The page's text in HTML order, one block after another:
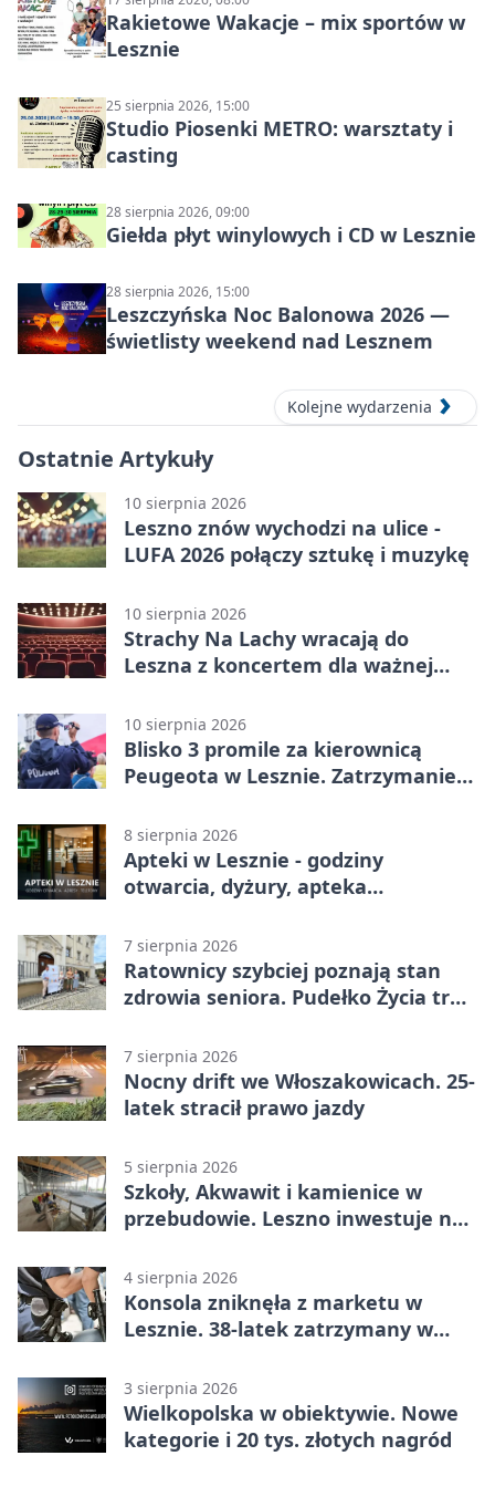
Rakietowe Wakacje – mix sportów w
Lesznie
25 sierpnia 2026, 15:00
Studio Piosenki METRO: warsztaty i
casting
28 sierpnia 2026, 09:00
Giełda płyt winylowych i CD w Lesznie
28 sierpnia 2026, 15:00
Leszczyńska Noc Balonowa 2026 —
świetlisty weekend nad Lesznem
Kolejne wydarzenia
Ostatnie Artykuły
10 sierpnia 2026
Leszno znów wychodzi na ulice -
LUFA 2026 połączy sztukę i muzykę
10 sierpnia 2026
Strachy Na Lachy wracają do
Leszna z koncertem dla ważnej
10 sierpnia 2026
Blisko 3 promile za kierownicą
Peugeota w Lesznie. Zatrzymanie
8 sierpnia 2026
Apteki w Lesznie - godziny
otwarcia, dyżury, apteka
7 sierpnia 2026
Ratownicy szybciej poznają stan
zdrowia seniora. Pudełko Życia trafi
7 sierpnia 2026
Nocny drift we Włoszakowicach. 25-
latek stracił prawo jazdy
5 sierpnia 2026
Szkoły, Akwawit i kamienice w
przebudowie. Leszno inwestuje na
4 sierpnia 2026
Konsola zniknęła z marketu w
Lesznie. 38-latek zatrzymany w
3 sierpnia 2026
Wielkopolska w obiektywie. Nowe
kategorie i 20 tys. złotych nagród